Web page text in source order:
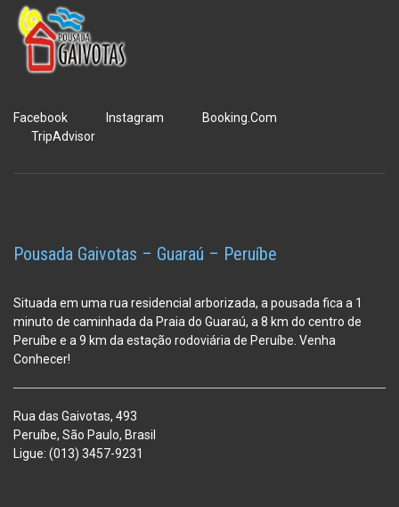
Facebook Instagram
Booking.Com
TripAdvisor
Pousada Gaivotas – Guaraú – Peruíbe
Situada em uma rua residencial arborizada, a pousada fica a 1
minuto de caminhada da Praia do Guaraú, a 8 km do centro de
Peruíbe e a 9 km da estação rodoviária de Peruíbe. Venha
Conhecer!
Rua das Gaivotas, 493
Peruíbe, São Paulo, Brasil
Ligue: (013) 3457-9231